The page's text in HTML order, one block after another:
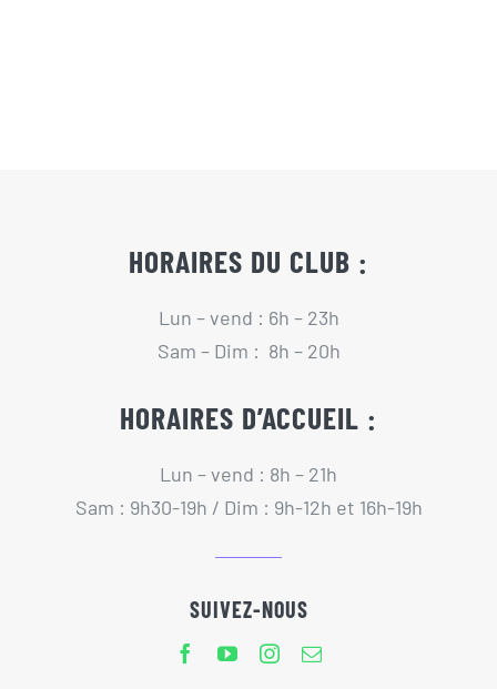
HORAIRES DU CLUB :
Lun – vend : 6h – 23h
Sam – Dim : 8h – 20h
HORAIRES D’ACCUEIL :
Lun – vend : 8h – 21h
Sam : 9h30-19h / Dim : 9h-12h et 16h-19h
SUIVEZ-NOUS